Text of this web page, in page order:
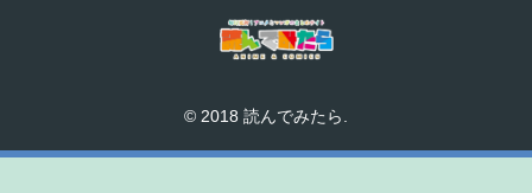
© 2018 読んでみたら.